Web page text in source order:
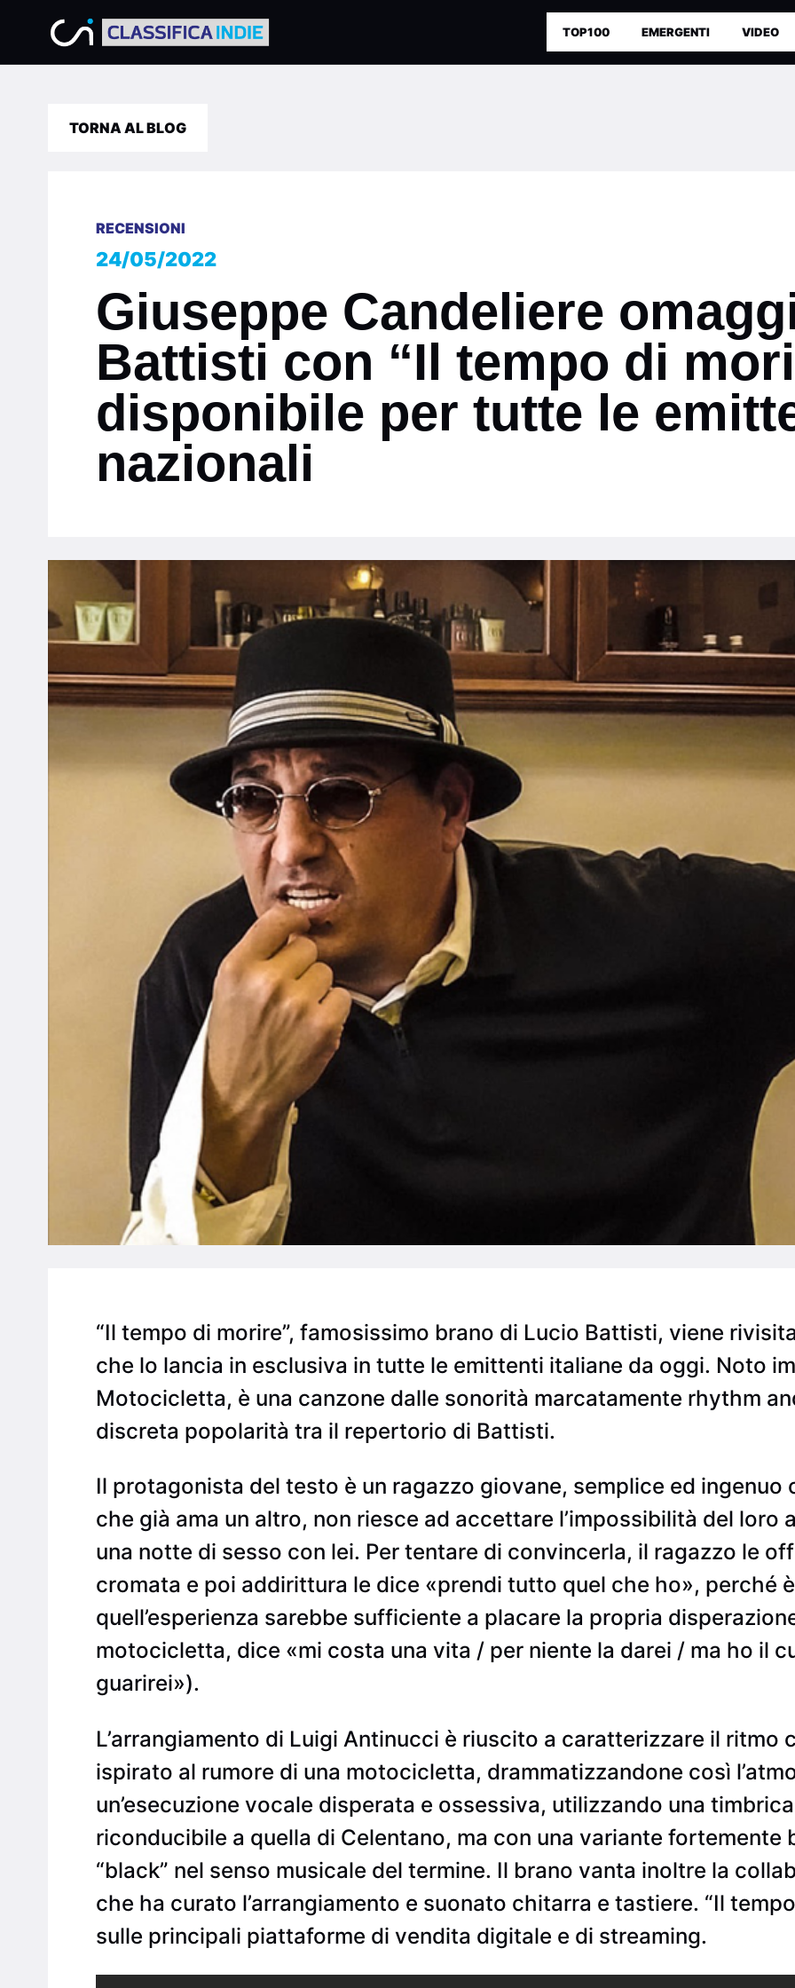
TOP100 EMERGENTI VIDEO
TORNA AL BLOG
RECENSIONI
24/05/2022
Giuseppe Candeliere
Battisti con “Il tempo di
disponibile per tutte le
nazionali
“Il tempo di morire”, famosissimo brano di Lucio Battisti, viene
che lo lancia in esclusiva in tutte le emittenti italiane da oggi. Noto
Motocicletta, è una canzone dalle sonorità marcatamente rhythm
discreta popolarità tra il repertorio di Battisti.
Il protagonista del testo è un ragazzo giovane, semplice ed ingenuo
che già ama un altro, non riesce ad accettare l’impossibilità del loro
una notte di sesso con lei. Per tentare di convincerla, il ragazzo le
cromata e poi addirittura le dice «prendi tutto quel che ho», perché
quell’esperienza sarebbe sufficiente a placare la propria
motocicletta, dice «mi costa una vita / per niente la darei / ma ho il
guarirei»).
L’arrangiamento di Luigi Antinucci è riuscito a caratterizzare il ritmo
ispirato al rumore di una motocicletta, drammatizzandone così
un’esecuzione vocale disperata e ossessiva, utilizzando una
riconducibile a quella di Celentano, ma con una variante fortemente
“black” nel senso musicale del termine. Il brano vanta inoltre la
che ha curato l’arrangiamento e suonato chitarra e tastiere. “Il
sulle principali piattaforme di vendita digitale e di streaming.